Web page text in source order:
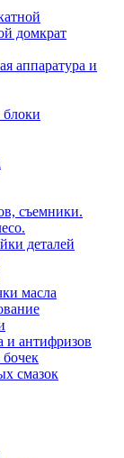
домкрат
аппаратура и
съемники.
деталей
масла
и антифризов
смазок